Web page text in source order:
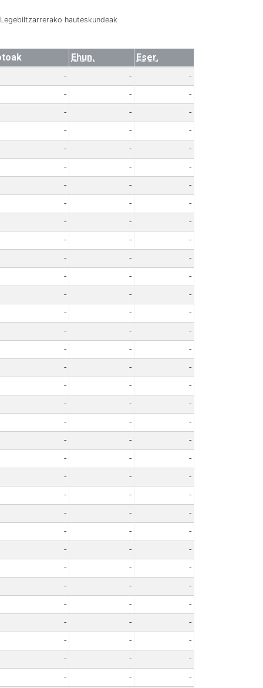
hauteskundeak
Ehun.
Eser.
- -
-
- -
-
- -
-
- -
-
- -
-
- -
-
- -
-
- -
-
- -
-
- -
-
- -
-
- -
-
- -
-
- -
-
- -
-
- -
-
- -
-
- -
-
- -
-
- -
-
- -
-
- -
-
- -
-
- -
-
- -
-
- -
-
- -
-
- -
-
- -
-
- -
-
- -
-
- -
-
- -
-
- -
-